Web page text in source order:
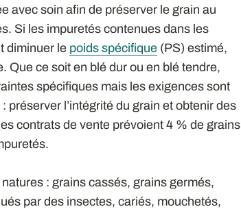
avec soin afin de préserver le grain au
Si les impuretés contenues dans les
diminuer le poids spécifique(PS) estimé,
Que ce soit en blé dur ou en blé tendre,
spécifiques mais les exigences sont
l’intégrité du grain et obtenir des
contrats de vente prévoient 4 % de grains
: grains cassés, grains germés,
par des insectes, cariés, mouchetés,